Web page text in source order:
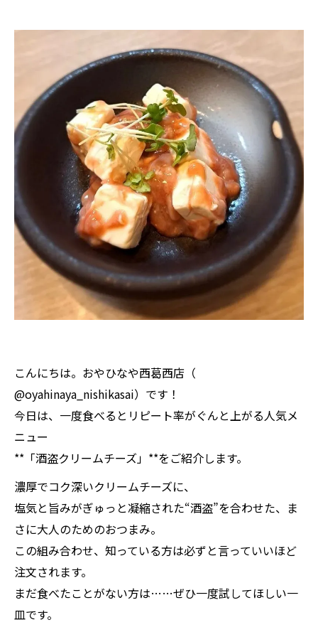
こんにちは。おやひなや西葛西店（
@oyahinaya_nishikasai）です！
今日は、一度食べるとリピート率がぐんと上がる人気メ
ニュー
**「酒盗クリームチーズ」**をご紹介します。
濃厚でコク深いクリームチーズに、
塩気と旨みがぎゅっと凝縮された“酒盗”を合わせた、ま
さに大人のためのおつまみ。
この組み合わせ、知っている方は必ずと言っていいほど
注文されます。
まだ食べたことがない方は……ぜひ一度試してほしい一
皿です。